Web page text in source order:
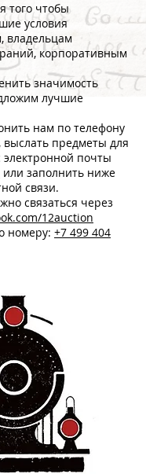
того чтобы
условия
владельцам
корпоративным
значимость
лучшие
нам по телефону
, выслать предметы для
почты
или заполнить ниже
связи.
связаться через
12auction
номеру: +7 499 404